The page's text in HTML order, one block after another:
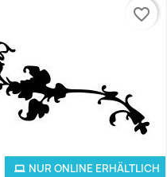
NUR ONLINE ERHÄLTLICH
favorite_border